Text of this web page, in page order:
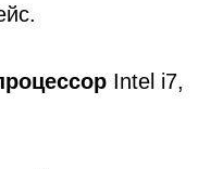
Intel i7,